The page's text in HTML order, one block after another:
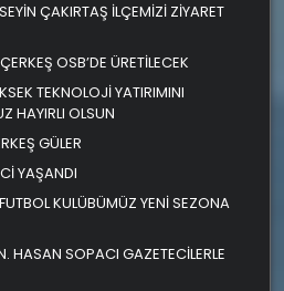
ÇAKIRTAŞ İLÇEMİZİ ZİYARET
OSB’DE ÜRETİLECEK
TEKNOLOJİ YATIRIMINI
ÇERKEŞ’E KAZANDIRIYORUZ HAYIRLI OLSUN
GÜLER
YAŞANDI
KULÜBÜMÜZ YENİ SEZONA
HASAN SOPACI GAZETECİLERLE